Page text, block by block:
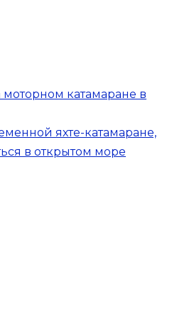
катамаране в
яхте-катамаране,
в открытом море